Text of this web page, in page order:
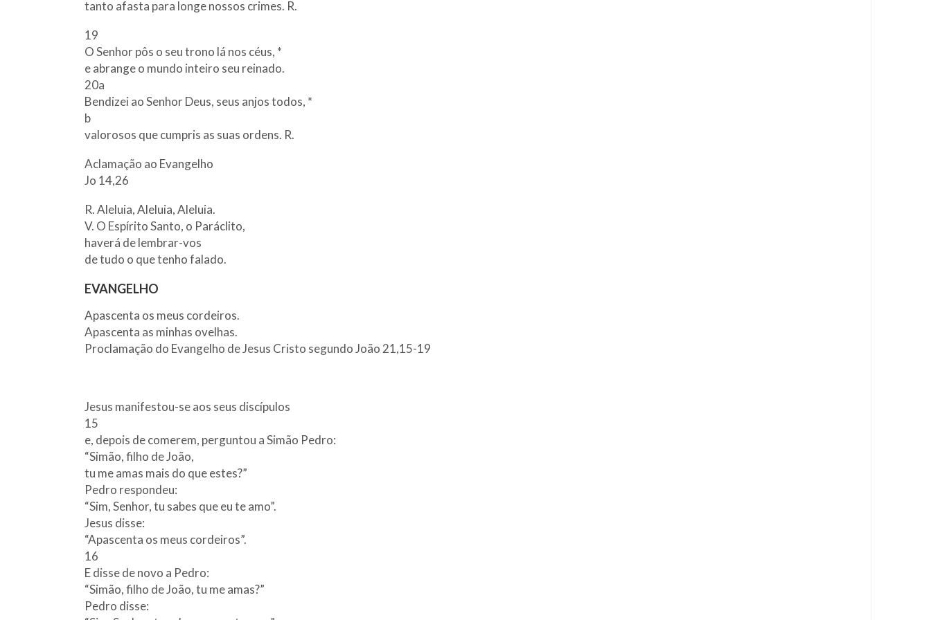
tanto afasta para longe nossos crimes. R.
19
O Senhor pôs o seu trono lá nos céus, *
e abrange o mundo inteiro seu reinado.
20a
Bendizei ao Senhor Deus, seus anjos todos, *
b
valorosos que cumpris as suas ordens. R.
Aclamação ao Evangelho
Jo 14,26
R. Aleluia, Aleluia, Aleluia.
V. O Espírito Santo, o Paráclito,
haverá de lembrar-vos
de tudo o que tenho falado.
EVANGELHO
Apascenta os meus cordeiros.
Apascenta as minhas ovelhas.
Proclamação do Evangelho de Jesus Cristo segundo João 21,15-19
Jesus manifestou-se aos seus discípulos
15
e, depois de comerem, perguntou a Simão Pedro:
“Simão, filho de João,
tu me amas mais do que estes?”
Pedro respondeu:
“Sim, Senhor, tu sabes que eu te amo”.
Jesus disse:
“Apascenta os meus cordeiros”.
16
E disse de novo a Pedro:
“Simão, filho de João, tu me amas?”
Pedro disse: